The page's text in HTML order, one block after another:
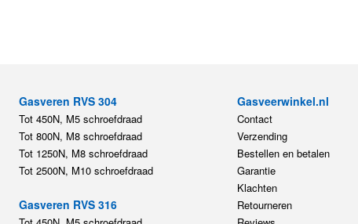
Gasveren RVS 304
Tot 450N, M5 schroefdraad
Tot 800N, M8 schroefdraad
Tot 1250N, M8 schroefdraad
Tot 2500N, M10 schroefdraad
Gasveren RVS 316
Gasveerwinkel.nl
Contact
Verzending
Bestellen en betalen
Garantie
Klachten
Retourneren